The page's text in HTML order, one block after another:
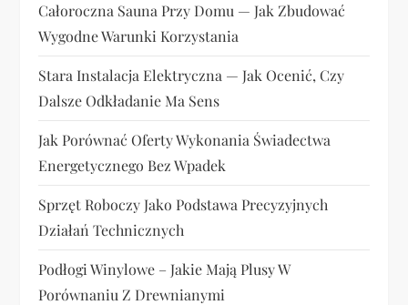
s
u
Całoroczna Sauna Przy Domu — Jak Zbudować
Wygodne Warunki Korzystania
Stara Instalacja Elektryczna — Jak Ocenić, Czy
Dalsze Odkładanie Ma Sens
Jak Porównać Oferty Wykonania Świadectwa
Energetycznego Bez Wpadek
Sprzęt Roboczy Jako Podstawa Precyzyjnych
Działań Technicznych
Podłogi Winylowe – Jakie Mają Plusy W
Porównaniu Z Drewnianymi